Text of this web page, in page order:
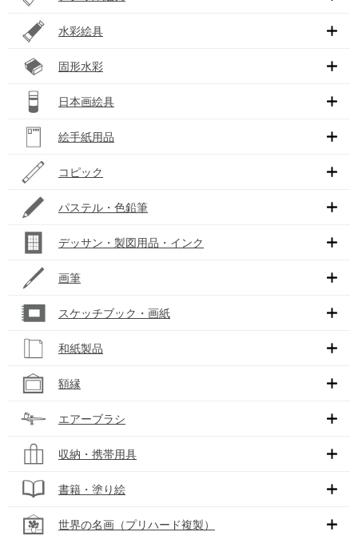
水彩絵具
固形水彩
日本画絵具
絵手紙用品
コピック
パステル・色鉛筆
デッサン・製図用品・インク
画筆
スケッチブック・画紙
和紙製品
額縁
エアーブラシ
収納・携帯用具
書籍・塗り絵
世界の名画（プリハード複製）